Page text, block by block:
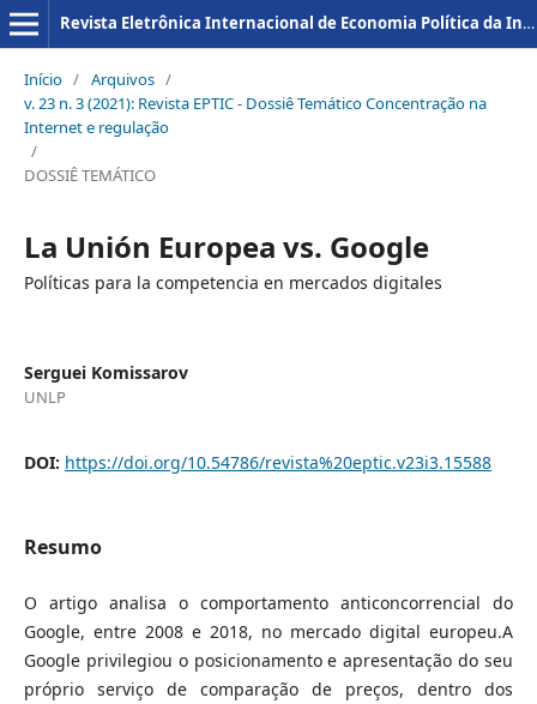
Revista Eletrônica Internacional de Economia Política da Informação da Comunicação e da Cultura
Início / Arquivos /
v. 23 n. 3 (2021): Revista EPTIC - Dossiê Temático Concentração na
Internet e regulação
/
DOSSIÊ TEMÁTICO
La Unión Europea vs. Google
Políticas para la competencia en mercados digitales
Serguei Komissarov
UNLP
DOI: https://doi.org/10.54786/revista%20eptic.v23i3.15588
Resumo
O artigo analisa o comportamento anticoncorrencial do
Google, entre 2008 e 2018, no mercado digital europeu.A
Google privilegiou o posicionamento e apresentação do seu
próprio serviço de comparação de preços, dentro dos